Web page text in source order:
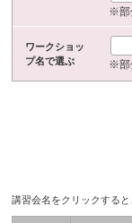
※部
ワークショッ
プ名で選ぶ
※部
講習会名をクリックする